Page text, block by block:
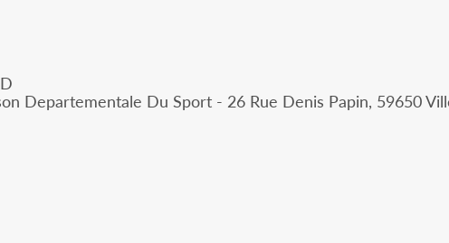
Departementale Du Sport - 26 Rue Denis Papin, 59650